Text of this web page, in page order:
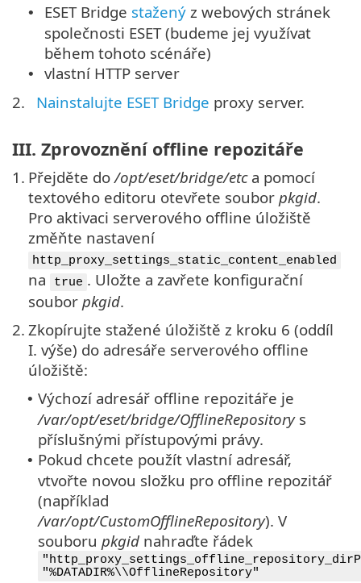
• ESET Bridge stažený z webových stránek
společnosti ESET (budeme jej využívat
během tohoto scénáře)
•
vlastní HTTP server
2.
Nainstalujte ESET Bridge proxy server.
III. Zprovoznění offline repozitáře
1. Přejděte do /opt/eset/bridge/etca pomocí
textového editoru otevřete soubor pkgid.
Pro aktivaci serverového offline úložiště
změňte nastavení
http_proxy_settings_static_content_enabled
na true . Uložte a zavřete konfigurační
soubor pkgid.
2. Zkopírujte stažené úložiště z kroku 6 (oddíl
I. výše) do adresáře serverového offline
úložiště:
• Výchozí adresář offline repozitáře je
/var/opt/eset/bridge/OfflineRepositorys
příslušnými přístupovými právy.
• Pokud chcete použít vlastní adresář,
vtvořte novou složku pro offline repozitář
(například
/var/opt/CustomOfflineRepository). V
souboru pkgid nahraďte řádek
"%DATADIR%\\OfflineRepository"